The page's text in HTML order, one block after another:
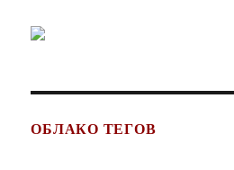
ОБЛАКО ТЕГОВ